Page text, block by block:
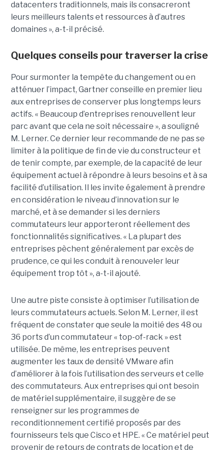
datacenters traditionnels, mais ils consacreront
leurs meilleurs talents et ressources à d’autres
domaines », a-t-il précisé.
Quelques conseils pour traverser la crise
Pour surmonter la tempête du changement ou en
atténuer l’impact, Gartner conseille en premier lieu
aux entreprises de conserver plus longtemps leurs
actifs. « Beaucoup d’entreprises renouvellent leur
parc avant que cela ne soit nécessaire », a souligné
M. Lerner. Ce dernier leur recommande de ne pas se
limiter à la politique de fin de vie du constructeur et
de tenir compte, par exemple, de la capacité de leur
équipement actuel à répondre à leurs besoins et à sa
facilité d’utilisation. Il les invite également à prendre
en considération le niveau d’innovation sur le
marché, et à se demander si les derniers
commutateurs leur apporteront réellement des
fonctionnalités significatives. « La plupart des
entreprises pèchent généralement par excès de
prudence, ce qui les conduit à renouveler leur
équipement trop tôt », a-t-il ajouté.
Une autre piste consiste à optimiser l’utilisation de
leurs commutateurs actuels. Selon M. Lerner, il est
fréquent de constater que seule la moitié des 48 ou
36 ports d’un commutateur « top-of-rack » est
utilisée. De même, les entreprises peuvent
augmenter les taux de densité VMware afin
d’améliorer à la fois l’utilisation des serveurs et celle
des commutateurs. Aux entreprises qui ont besoin
de matériel supplémentaire, il suggère de se
renseigner sur les programmes de
reconditionnement certifié proposés par des
fournisseurs tels que Cisco et HPE. « Ce matériel peut
provenir de retours de contrats de location et de